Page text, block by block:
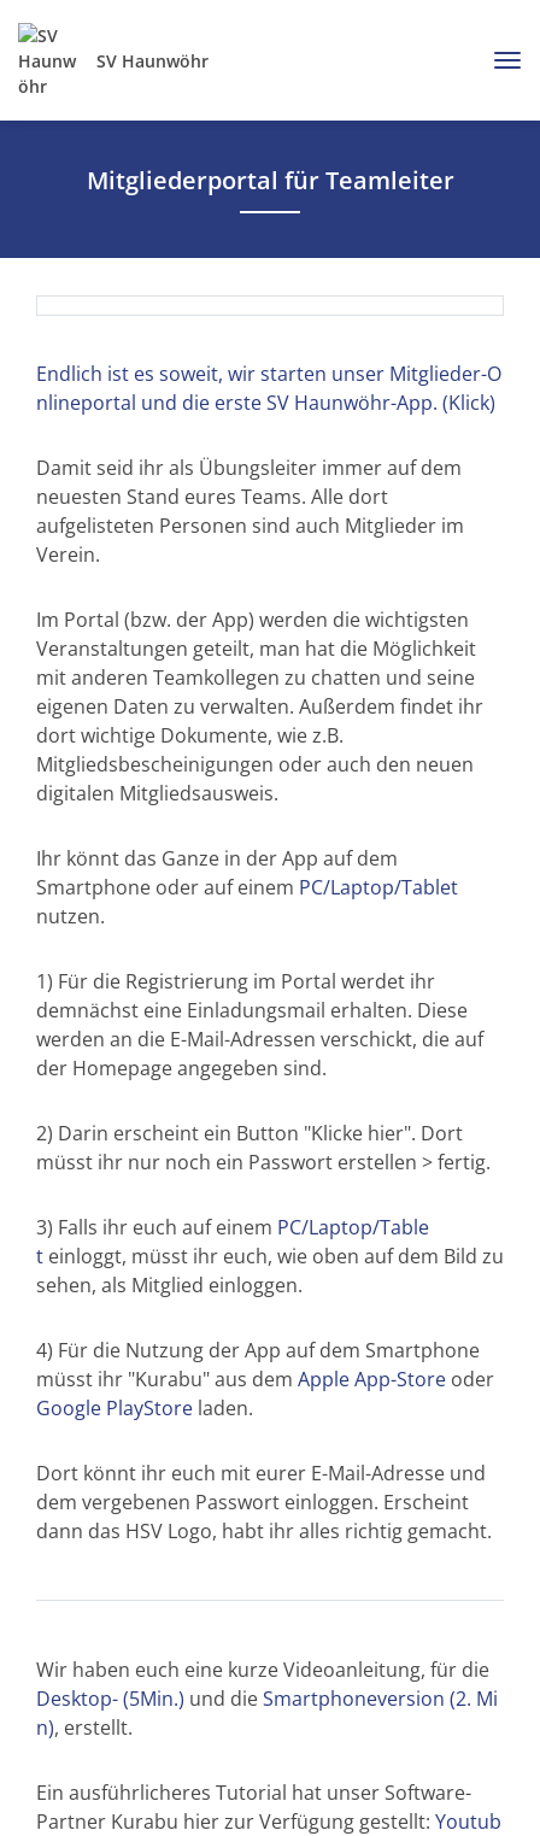
SV Haunwöhr
Mitgliederportal für Teamleiter
Endlich ist es soweit, wir starten unser Mitglieder-O
nlineportal und die erste SV Haunwöhr-App. (Klick)
Damit seid ihr als Übungsleiter immer auf dem
neuesten Stand eures Teams. Alle dort
aufgelisteten Personen sind auch Mitglieder im
Verein.
Im Portal (bzw. der App) werden die wichtigsten
Veranstaltungen geteilt, man hat die Möglichkeit
mit anderen Teamkollegen zu chatten und seine
eigenen Daten zu verwalten. Außerdem findet ihr
dort wichtige Dokumente, wie z.B.
Mitgliedsbescheinigungen oder auch den neuen
digitalen Mitgliedsausweis.
Ihr könnt das Ganze in der App auf dem
Smartphone oder auf einem PC/Laptop/Tablet
nutzen.
1) Für die Registrierung im Portal werdet ihr
demnächst eine Einladungsmail erhalten. Diese
werden an die E-Mail-Adressen verschickt, die auf
der Homepage angegeben sind.
2) Darin erscheint ein Button "Klicke hier". Dort
müsst ihr nur noch ein Passwort erstellen > fertig.
3) Falls ihr euch auf einem PC/Laptop/Table
t einloggt, müsst ihr euch, wie oben auf dem Bild zu
sehen, als Mitglied einloggen.
4) Für die Nutzung der App auf dem Smartphone
müsst ihr "Kurabu" aus dem Apple App-Store oder
Google PlayStore laden.
Dort könnt ihr euch mit eurer E-Mail-Adresse und
dem vergebenen Passwort einloggen. Erscheint
dann das HSV Logo, habt ihr alles richtig gemacht.
Wir haben euch eine kurze Videoanleitung, für die
Desktop- (5Min.) und dieSmartphoneversion (2. Mi
n), erstellt.
Ein ausführlicheres Tutorial hat unser Software-
Partner Kurabu hier zur Verfügung gestellt: Youtub